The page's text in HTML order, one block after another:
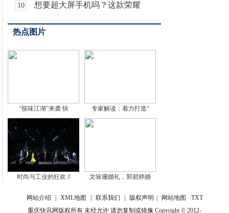
10 想要超大屏手机吗？这款荣耀
热点图片
“筷味江湖”来袭 快 专家解读：着力打造“
时尚与工业的狂欢 J 文咏珊婚礼，郭碧婷婚
网站介绍 XML地图 联系我们 版权声明 网站地图
TXT
重庆快讯网版权所有 未经允许 请勿复制或镜像 Copyright © 2012-